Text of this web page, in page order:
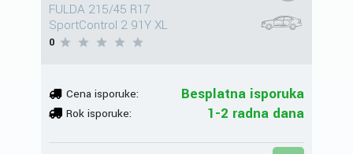
FULDA 215/45 R17
SportControl 2 91Y XL
0
Cena isporuke: Besplatna isporuka
Rok isporuke: 1-2 radna dana